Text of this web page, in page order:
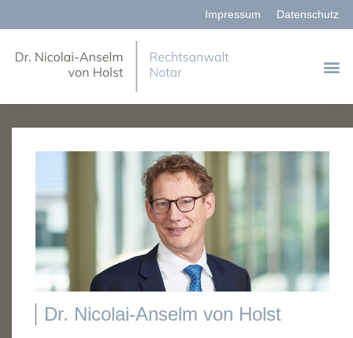
Impressum Datenschutz
Dr. Nicolai-Anselm von Holst